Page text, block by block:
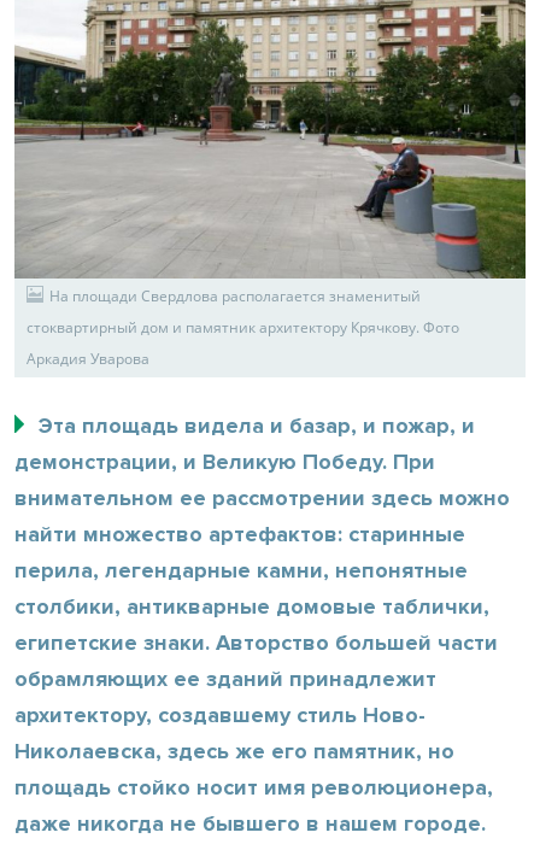
На площади Свердлова располагается знаменитый
стоквартирный дом и памятник архитектору Крячкову. Фото
Аркадия Уварова
Эта площадь видела и базар, и пожар, и
демонстрации, и Великую Победу. При
внимательном ее рассмотрении здесь можно
найти множество артефактов: старинные
перила, легендарные камни, непонятные
столбики, антикварные домовые таблички,
египетские знаки. Авторство большей части
обрамляющих ее зданий принадлежит
архитектору, создавшему стиль Ново-
Николаевска, здесь же его памятник, но
площадь стойко носит имя революционера,
даже никогда не бывшего в нашем городе.